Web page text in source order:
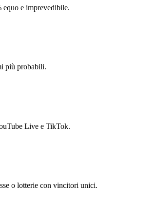
equo e imprevedibile.
più probabili.
Live e TikTok.
o lotterie con vincitori unici.